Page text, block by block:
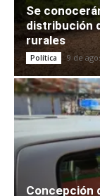
Se
distribución
rurales
Política 9 de
Concepción